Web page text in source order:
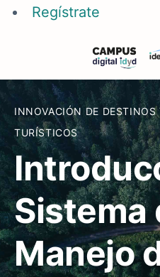
Regístrate
INNOVACIÓN DE DESTINOS
TURÍSTICOS
Sistema
Manejo